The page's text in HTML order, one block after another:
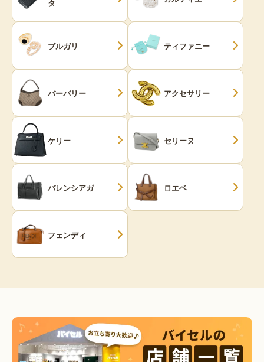
タ
ブルガリ ティファニー
バーバリー アクセサリー
ケリー セリーヌ
バレンシアガ ロエベ
フェンディ